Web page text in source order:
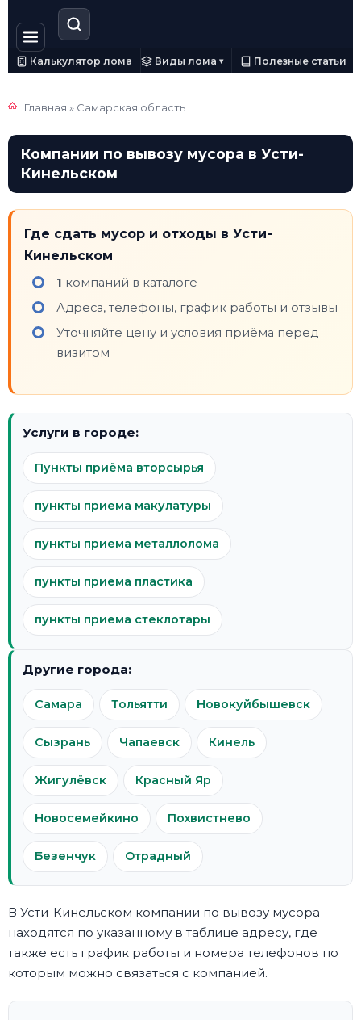
Калькулятор лома Виды лома ▾ Полезные статьи
Главная » Самарская область
Компании по вывозу мусора в Усти-
Кинельском
Где сдать мусор и отходы в Усти-
Кинельском
1 компаний в каталоге
Адреса, телефоны, график работы и отзывы
Уточняйте цену и условия приёма перед
визитом
Услуги в городе:
Пункты приёма вторсырья
пункты приема макулатуры
пункты приема металлолома
пункты приема пластика
пункты приема стеклотары
Другие города:
Самара Тольятти Новокуйбышевск
Сызрань Чапаевск Кинель
Жигулёвск Красный Яр
Новосемейкино Похвистнево
Безенчук Отрадный
В Усти-Кинельском компании по вывозу мусора
находятся по указанному в таблице адресу, где
также есть график работы и номера телефонов по
которым можно связаться с компанией.